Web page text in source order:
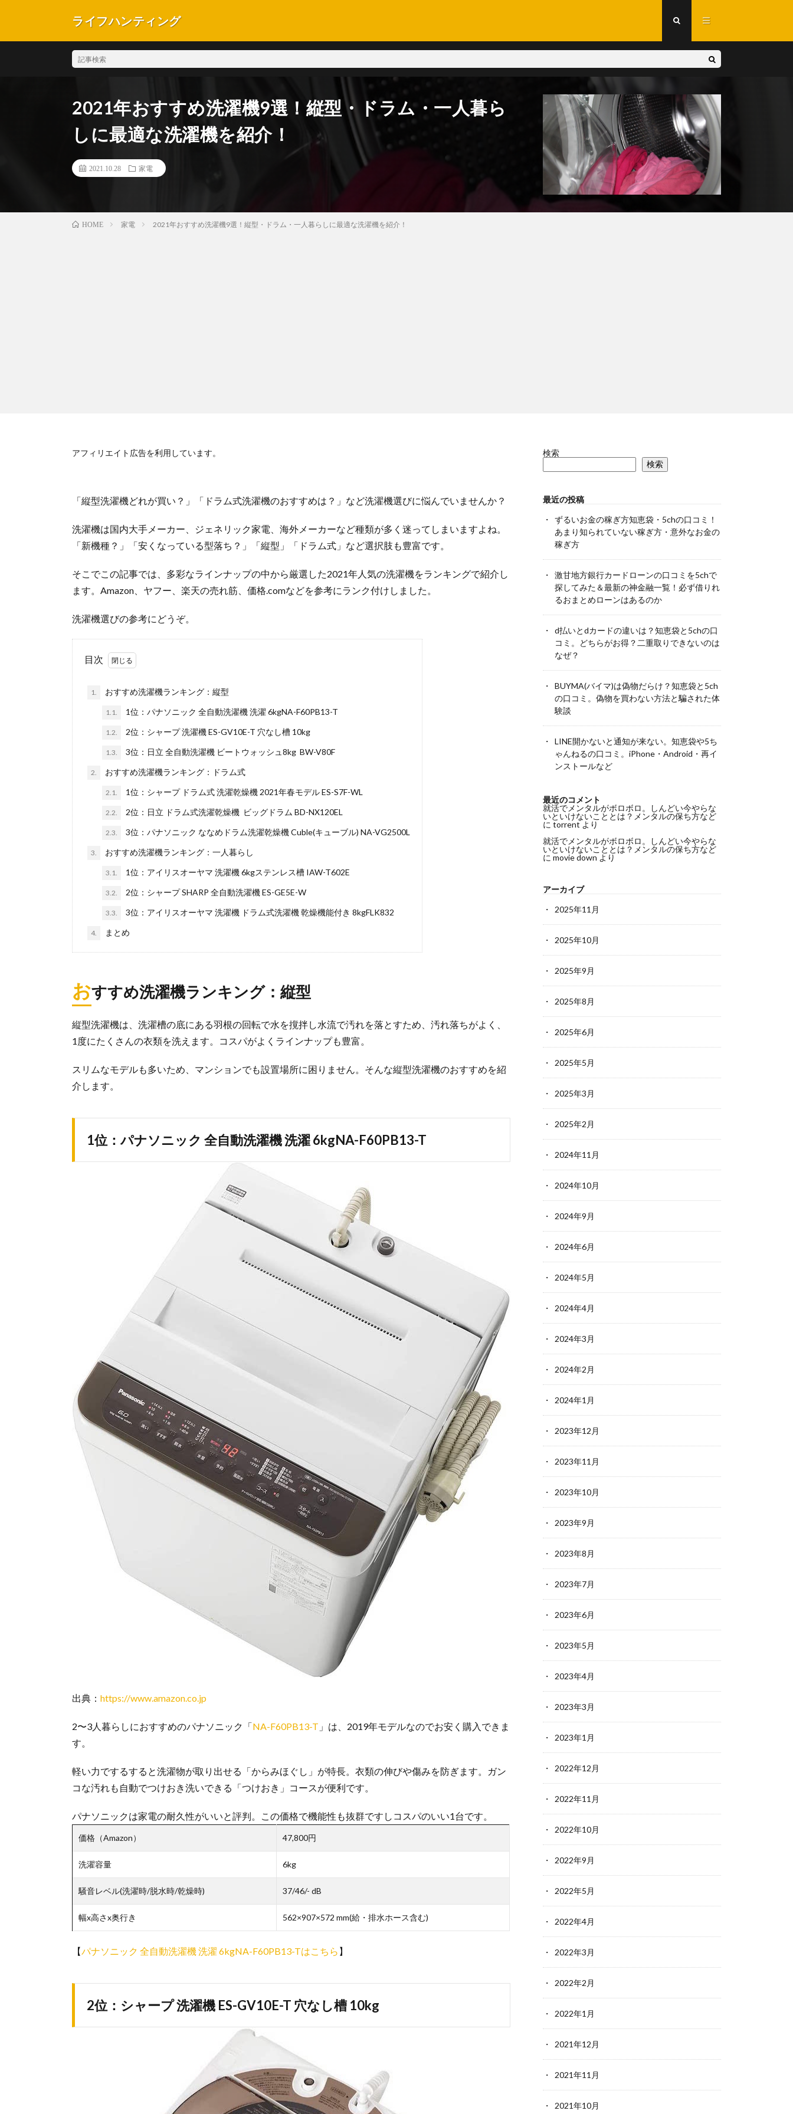
ライフハンティング
2021年おすすめ洗濯機9選！縦型・ドラム・一人暮ら
しに最適な洗濯機を紹介！
2021.10.28 家電
HOME 家電 2021年おすすめ洗濯機9選！縦型・ドラム・一人暮らしに最適な洗濯機を紹介！
アフィリエイト広告を利用しています。
「縦型洗濯機どれが買い？」「ドラム式洗濯機のおすすめは？」など洗濯機選びに悩んでいませんか？
洗濯機は国内大手メーカー、ジェネリック家電、海外メーカーなど種類が多く迷ってしまいますよね。
「新機種？」「安くなっている型落ち？」「縦型」「ドラム式」など選択肢も豊富です。
そこでこの記事では、多彩なラインナップの中から厳選した2021年人気の洗濯機をランキングで紹介し
ます。Amazon、ヤフー、楽天の売れ筋、価格.comなどを参考にランク付けしました。
洗濯機選びの参考にどうぞ。
目次
1. おすすめ洗濯機ランキング：縦型
1.1. 1位：パナソニック 全自動洗濯機 洗濯 6kgNA-F60PB13-T
1.2. 2位：シャープ 洗濯機 ES-GV10E-T 穴なし槽 10kg
1.3. 3位：日立 全自動洗濯機 ビートウォッシュ8kg BW-V80F
2. おすすめ洗濯機ランキング：ドラム式
2.1. 1位：シャープ ドラム式 洗濯乾燥機 2021年春モデル ES-S7F-WL
2.2. 2位：日立 ドラム式洗濯乾燥機 ビッグドラム BD-NX120EL
2.3. 3位：パナソニック ななめドラム洗濯乾燥機 Cuble(キューブル) NA-VG2500L
3. おすすめ洗濯機ランキング：一人暮らし
3.1. 1位：アイリスオーヤマ 洗濯機 6kgステンレス槽 IAW-T602E
3.2. 2位：シャープ SHARP 全自動洗濯機 ES-GE5E-W
3.3. 3位：アイリスオーヤマ 洗濯機 ドラム式洗濯機 乾燥機能付き 8kgFLK832
4. まとめ
おすすめ洗濯機ランキング：縦型
縦型洗濯機は、洗濯槽の底にある羽根の回転で水を撹拌し水流で汚れを落とすため、汚れ落ちがよく、
1度にたくさんの衣類を洗えます。コスパがよくラインナップも豊富。
スリムなモデルも多いため、マンションでも設置場所に困りません。そんな縦型洗濯機のおすすめを紹
介します。
1位：パナソニック 全自動洗濯機 洗濯 6kgNA-F60PB13-T
出典： https://www.amazon.co.jp
2〜3人暮らしにおすすめのパナソニック「NA-F60PB13-T 」は、2019年モデルなのでお安く購入できま
す。
軽い力でするすると洗濯物が取り出せる「からみほぐし」が特長。衣類の伸びや傷みを防ぎます。ガン
コな汚れも自動でつけおき洗いできる「つけおき」コースが便利です。
パナソニックは家電の耐久性がいいと評判。この価格で機能性も抜群ですしコスパのいい1台です。
価格（Amazon） 47,800円
洗濯容量 6kg
騒音レベル(洗濯時/脱水時/乾燥時) 37/46/- dB
幅x高さx奥行き 562×907×572 mm(給・排水ホース含む)
【パナソニック 全自動洗濯機 洗濯 6kgNA-F60PB13-Tはこちら 】
2位：シャープ 洗濯機 ES-GV10E-T 穴なし槽 10kg
検索
検索
最近の投稿
ずるいお金の稼ぎ方知恵袋・5chの口コミ！
あまり知られていない稼ぎ方・意外なお金の
稼ぎ方
激甘地方銀行カードローンの口コミを5chで
探してみた＆最新の神金融一覧！必ず借りれ
るおまとめローンはあるのか
d払いとdカードの違いは？知恵袋と5chの口
コミ。どちらがお得？二重取りできないのは
なぜ？
BUYMA(バイマ)は偽物だらけ？知恵袋と5ch
の口コミ。偽物を買わない方法と騙された体
験談
LINE開かないと通知が来ない。知恵袋や5ち
ゃんねるの口コミ。iPhone・Android・再イ
ンストールなど
最近のコメント
就活でメンタルがボロボロ。しんどい今やらな
いといけないこととは？メンタルの保ち方など
に torrentより
就活でメンタルがボロボロ。しんどい今やらな
いといけないこととは？メンタルの保ち方など
に movie down より
アーカイブ
2025年11月
2025年10月
2025年9月
2025年8月
2025年6月
2025年5月
2025年3月
2025年2月
2024年11月
2024年10月
2024年9月
2024年6月
2024年5月
2024年4月
2024年3月
2024年2月
2024年1月
2023年12月
2023年11月
2023年10月
2023年9月
2023年8月
2023年7月
2023年6月
2023年5月
2023年4月
2023年3月
2023年1月
2022年12月
2022年11月
2022年10月
2022年9月
2022年5月
2022年4月
2022年3月
2022年2月
2022年1月
2021年12月
2021年11月
2021年10月